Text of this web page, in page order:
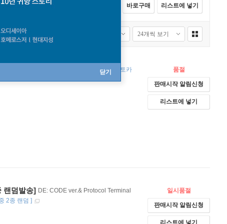
닫기
전체선택 바로구매 리스트에 넣기
]
포토카드(27종 중 랜덤1종) + 스페셜 포토카
품절
판매시작 알림신청
리스트에 넣기
랜덤발송] DE: CODE ver.& Protocol Terminal
2종 랜덤 ]
일시품절
판매시작 알림신청
리스트에 넣기